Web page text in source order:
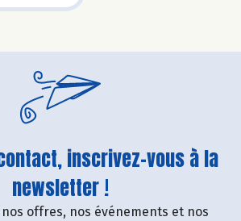
inscrivez-vous à la
newsletter !
offres, nos événements et nos